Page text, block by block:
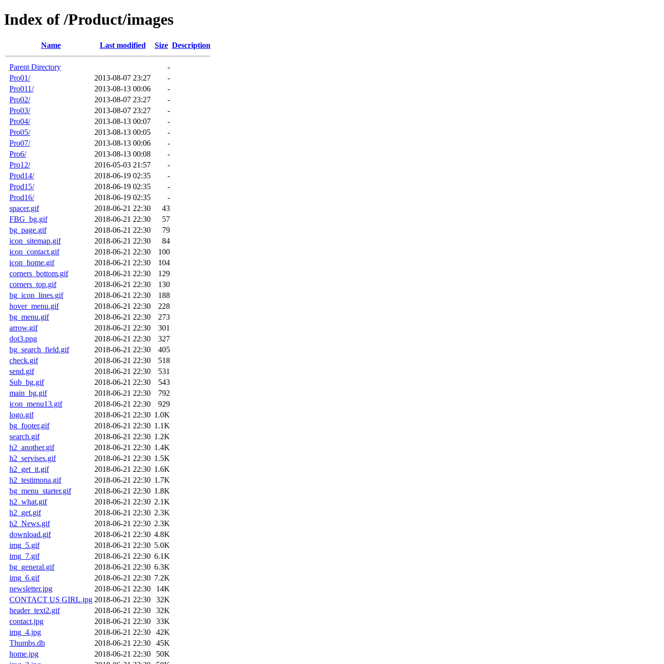
Index of /Product/images
Name Last modified Size Description
Parent Directory
-
Pro01/
2013-08-07 23:27
-
Pro011/
2013-08-13 00:06
-
Pro02/
2013-08-07 23:27
-
Pro03/
2013-08-07 23:27
-
Pro04/
2013-08-13 00:07
-
Pro05/
2013-08-13 00:05
-
Pro07/
2013-08-13 00:06
-
Pro6/
2013-08-13 00:08
-
Pro12/
2016-05-03 21:57
-
Prod14/
2018-06-19 02:35
-
Prod15/
2018-06-19 02:35
-
Prod16/
2018-06-19 02:35
-
spacer.gif
2018-06-21 22:30
43
FBG_bg.gif
2018-06-21 22:30
57
bg_page.gif
2018-06-21 22:30
79
icon_sitemap.gif
2018-06-21 22:30
84
icon_contact.gif
2018-06-21 22:30
100
icon_home.gif
2018-06-21 22:30
104
corners_bottom.gif
2018-06-21 22:30
129
corners_top.gif
2018-06-21 22:30
130
bg_icon_lines.gif
2018-06-21 22:30
188
hover_menu.gif
2018-06-21 22:30
228
bg_menu.gif
2018-06-21 22:30
273
arrow.gif
2018-06-21 22:30
301
dot3.png
2018-06-21 22:30
327
bg_search_field.gif
2018-06-21 22:30
405
check.gif
2018-06-21 22:30
518
send.gif
2018-06-21 22:30
531
Sub_bg.gif
2018-06-21 22:30
543
main_bg.gif
2018-06-21 22:30
792
icon_menu13.gif
2018-06-21 22:30
929
logo.gif
2018-06-21 22:30 1.0K
bg_footer.gif
2018-06-21 22:30 1.1K
search.gif
2018-06-21 22:30 1.2K
h2_another.gif
2018-06-21 22:30 1.4K
h2_servises.gif
2018-06-21 22:30 1.5K
h2_get_it.gif
2018-06-21 22:30 1.6K
h2_testimona.gif
2018-06-21 22:30 1.7K
bg_menu_starter.gif
2018-06-21 22:30 1.8K
h2_what.gif
2018-06-21 22:30 2.1K
h2_get.gif
2018-06-21 22:30 2.3K
h2_News.gif
2018-06-21 22:30 2.3K
download.gif
2018-06-21 22:30 4.8K
img_5.gif
2018-06-21 22:30 5.0K
img_7.gif
2018-06-21 22:30 6.1K
bg_general.gif
2018-06-21 22:30 6.3K
img_6.gif
2018-06-21 22:30 7.2K
newsletter.jpg
2018-06-21 22:30
14K
CONTACT US GIRL.jpg 2018-06-21 22:30
32K
header_text2.gif
2018-06-21 22:30
32K
contact.jpg
2018-06-21 22:30
33K
img_4.jpg
2018-06-21 22:30
42K
Thumbs.db
2018-06-21 22:30
45K
home.jpg
2018-06-21 22:30
50K